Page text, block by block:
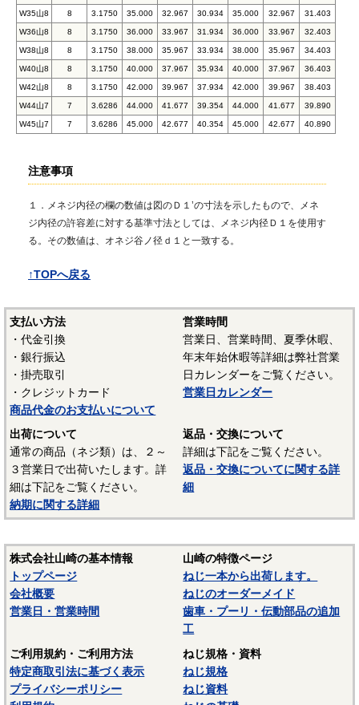
W35山8 8 3.1750 35.000 32.967 30.934 35.000 32.967 31.403
W36山8 8 3.1750 36.000 33.967 31.934 36.000 33.967 32.403
W38山8 8 3.1750 38.000 35.967 33.934 38.000 35.967 34.403
W40山8 8 3.1750 40.000 37.967 35.934 40.000 37.967 36.403
W42山8 8 3.1750 42.000 39.967 37.934 42.000 39.967 38.403
W44山7 7 3.6286 44.000 41.677 39.354 44.000 41.677 39.890
W45山7 7 3.6286 45.000 42.677 40.354 45.000 42.677 40.890
注意事項
１．メネジ内径の欄の数値は図のＤ１’の寸法を示したもので、メネ
ジ内径の許容差に対する基準寸法としては、メネジ内径Ｄ１を使用す
る。その数値は、オネジ谷ノ径ｄ１と一致する。
↑TOPへ戻る
支払い方法
・代金引換
・銀行振込
・掛売取引
・クレジットカード
商品代金のお支払いについて
営業時間
営業日、営業時間、夏季休暇、
年末年始休暇等詳細は弊社営業
日カレンダーをご覧ください。
営業日カレンダー
出荷について
通常の商品（ネジ類）は、２～
３営業日で出荷いたします。詳
細は下記をご覧ください。
納期に関する詳細
返品・交換について
詳細は下記をご覧ください。
返品・交換についてに関する詳
細
株式会社山崎の基本情報
トップページ
会社概要
営業日・営業時間
山崎の特徴ページ
ねじ一本から出荷します。
ねじのオーダーメイド
歯車・プーリ・伝動部品の追加
工
ご利用規約・ご利用方法
特定商取引法に基づく表示
プライバシーポリシー
ねじ規格・資料
ねじ規格
ねじ資料